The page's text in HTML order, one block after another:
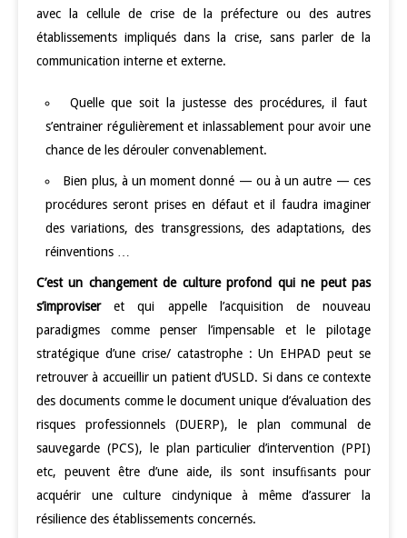
avec la cellule de crise de la préfecture ou des autres
établissements impliqués dans la crise, sans parler de la
communication interne et externe.
Quelle que soit la justesse des procédures, il faut
s’entrainer régulièrement et inlassablement pour avoir une
chance de les dérouler convenablement.
Bien plus, à un moment donné — ou à un autre — ces
procédures seront prises en défaut et il faudra imaginer
des variations, des transgressions, des adaptations, des
réinventions …
C’est un changement de culture profond qui ne peut pas
s’improviseret qui appelle l’acquisition de nouveau
paradigmes comme penser l’impensable et le pilotage
stratégique d’une crise/ catastrophe : Un EHPAD peut se
retrouver à accueillir un patient d’USLD. Si dans ce contexte
des documents comme le document unique d’évaluation des
risques professionnels (DUERP), le plan communal de
sauvegarde (PCS), le plan particulier d’intervention (PPI)
etc, peuvent être d’une aide, ils sont insufﬁsants pour
acquérir une culture cindynique à même d’assurer la
résilience des établissements concernés.